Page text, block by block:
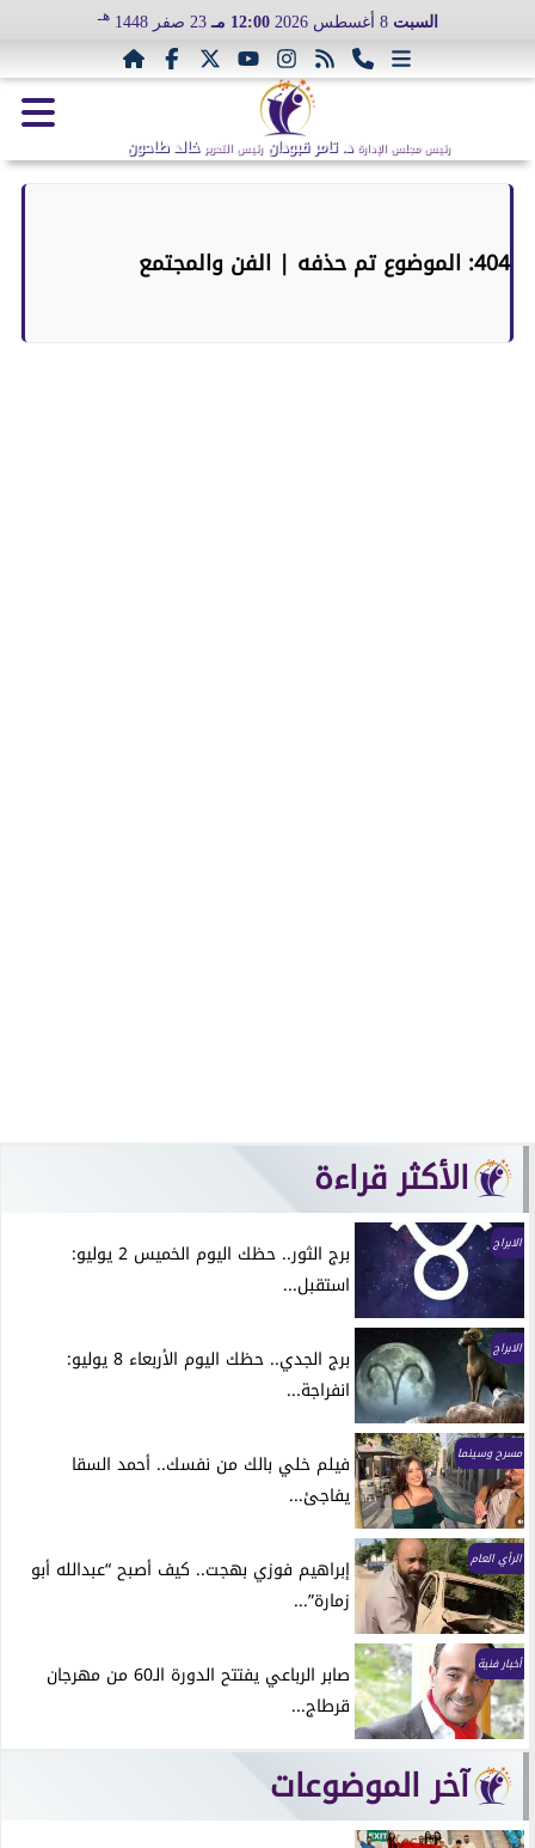
السبت 8 أغسطس 2026 12:00 مـ 23 صفر 1448 هـ
رئيس مجلس الإدارة د. تامر قبودان رئيس التحرير خالد طاحون
404: الموضوع تم حذفه | الفن والمجتمع
الأكثر قراءة
الابراج
برج الثور.. حظك اليوم الخميس 2 يوليو:
استقبل...
الابراج
برج الجدي.. حظك اليوم الأربعاء 8 يوليو:
انفراجة...
مسرح وسينما
فيلم خلي بالك من نفسك.. أحمد السقا
يفاجئ...
الرأي العام
إبراهيم فوزي بهجت.. كيف أصبح “عبدالله أبو
زمارة”...
أخبار فنية
صابر الرباعي يفتتح الدورة الـ60 من مهرجان
قرطاج...
آخر الموضوعات